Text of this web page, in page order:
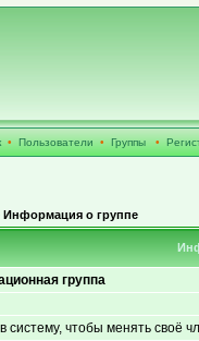
• Пользователи • Группы •
Информация о группе
группа
систему, чтобы менять своё